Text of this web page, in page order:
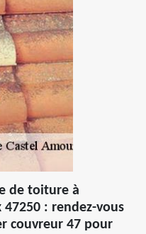
de toiture à
: rendez-vous
couvreur 47 pour